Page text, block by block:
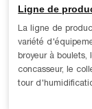
Ligne de
La ligne de
variété
broyeur à boulets,
concasseur, le
tour